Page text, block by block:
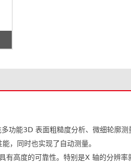
能3D 表面粗糙度分析、微细轮廓测
，同时也实现了自动测量。
高度的可靠性。特别是X 轴的分辨率